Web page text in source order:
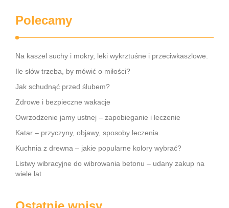
Polecamy
Na kaszel suchy i mokry, leki wykrztuśne i przeciwkaszlowe.
Ile słów trzeba, by mówić o miłości?
Jak schudnąć przed ślubem?
Zdrowe i bezpieczne wakacje
Owrzodzenie jamy ustnej – zapobieganie i leczenie
Katar – przyczyny, objawy, sposoby leczenia.
Kuchnia z drewna – jakie popularne kolory wybrać?
Listwy wibracyjne do wibrowania betonu – udany zakup na
wiele lat